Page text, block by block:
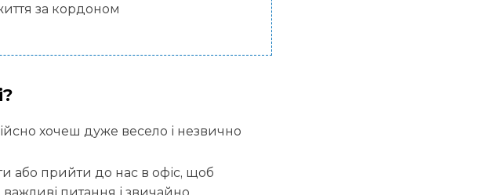
за кордоном
хочеш дуже весело і незвично
або прийти до нас в офіс, щоб